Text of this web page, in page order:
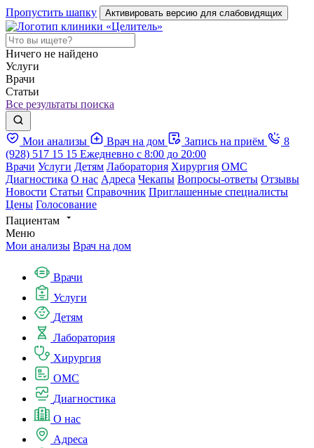
Пропустить шапку Активировать версию для слабовидящих
Ничего не найдено
Услуги
Врачи
Статьи
Все результаты поиска
Мои анализы Врач на дом Запись на приём
8
(928) 517 15 15 Ежедневно с 8:00 до 20:00
Врачи Услуги Детям Лаборатория Хирургия ОМС
Диагностика О нас Адреса Чекапы Вопросы-ответы Отзывы
Новости Статьи Справочник Приглашенные специалисты
Цены Голосование
Пациентам
Меню
Мои анализы Врач на дом
Врачи
Услуги
Детям
Лаборатория
Хирургия
ОМС
Диагностика
О нас
Адреса